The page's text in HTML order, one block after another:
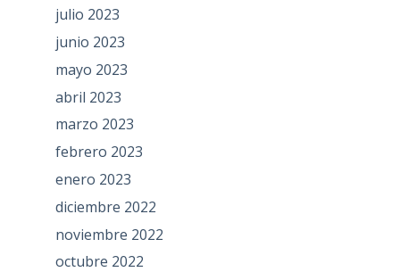
julio 2023
junio 2023
mayo 2023
abril 2023
marzo 2023
febrero 2023
enero 2023
diciembre 2022
noviembre 2022
octubre 2022